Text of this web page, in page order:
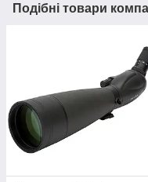
Подібні товари